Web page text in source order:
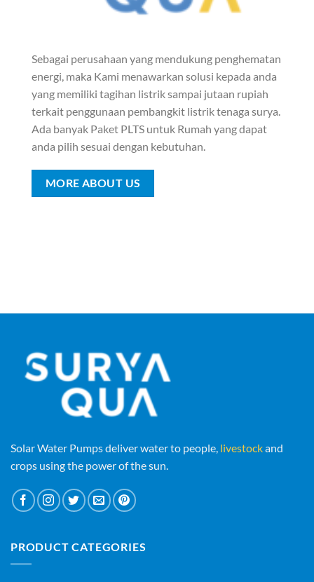
Sebagai perusahaan yang mendukung penghematan
energi, maka Kami menawarkan solusi kepada anda
yang memiliki tagihan listrik sampai jutaan rupiah
terkait penggunaan pembangkit listrik tenaga surya.
Ada banyak Paket PLTS untuk Rumah yang dapat
anda pilih sesuai dengan kebutuhan.
MORE ABOUT US
Solar Water Pumps deliver water to people, livestockand
crops using the power of the sun.
PRODUCT CATEGORIES